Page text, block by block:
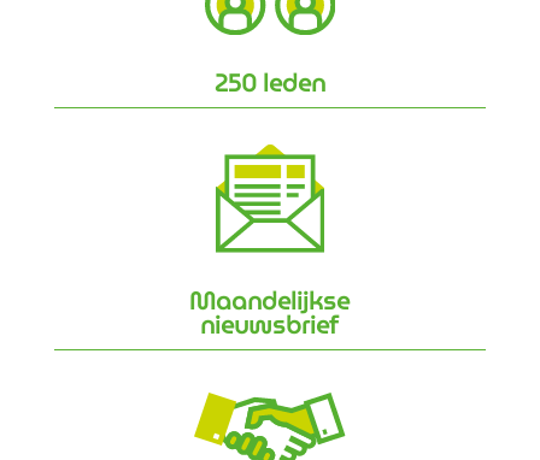
250 leden
Maandelijkse
nieuwsbrief